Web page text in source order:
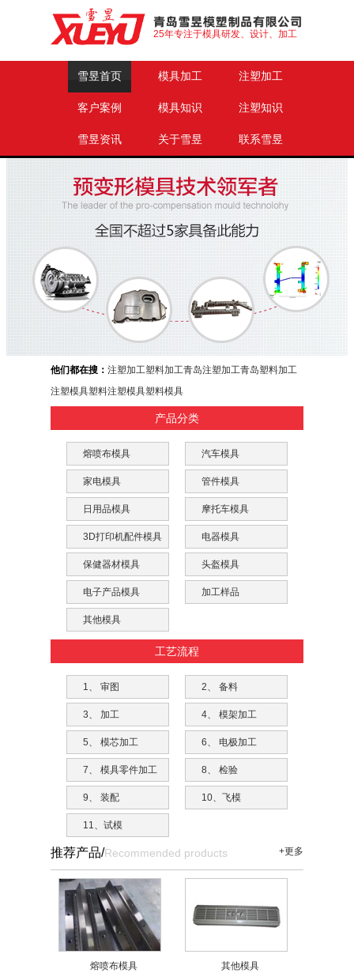
25年专注于模具研发、设计、加工
雪昱首页 模具加工 注塑加工
客户案例 模具知识 注塑知识
雪昱资讯 关于雪昱 联系雪昱
他们都在搜： 注塑加工塑料加工青岛注塑加工青岛塑料加工
注塑模具塑料注塑模具塑料模具
产品分类
熔喷布模具 汽车模具
家电模具 管件模具
日用品模具 摩托车模具
3D打印机配件模具 电器模具
保健器材模具 头盔模具
电子产品模具 加工样品
其他模具
工艺流程
1、 审图 2、 备料
3、 加工 4、 模架加工
5、 模芯加工 6、 电极加工
7、 模具零件加工 8、 检验
9、 装配 10、飞模
11、试模
推荐产品/Recommended products +更多
熔喷布模具 其他模具